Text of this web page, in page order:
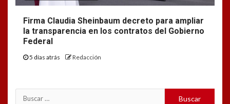
Firma Claudia Sheinbaum decreto para ampliar
la transparencia en los contratos del Gobierno
Federal
5 días atrás Redacción
Buscar: